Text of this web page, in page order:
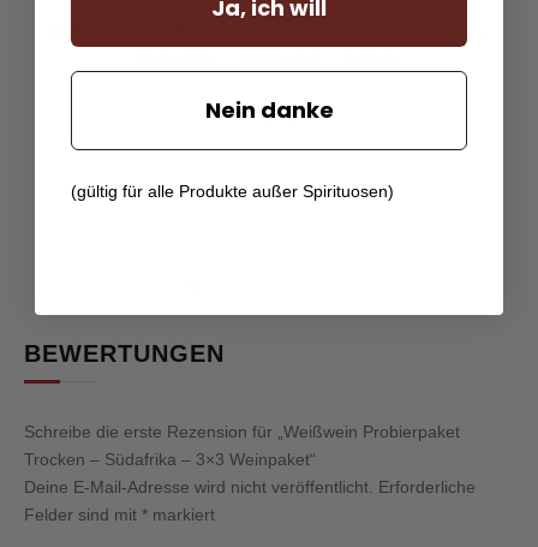
In den Warenkorb
BEWERTUNGEN
Schreibe die erste Rezension für „Weißwein Probierpaket
Trocken – Südafrika – 3×3 Weinpaket“
Deine E-Mail-Adresse wird nicht veröffentlicht. Erforderliche
Felder sind mit *markiert
Ja, ich will
Nein danke
(gültig für alle Produkte außer Spirituosen)